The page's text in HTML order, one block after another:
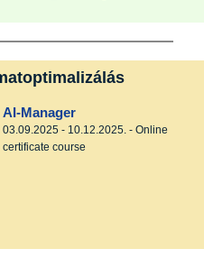
AI-Manager
03.09.2025 - 10.12.2025. - Online
certificate course